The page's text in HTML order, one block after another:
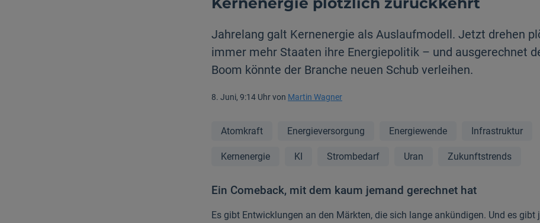
Jahrelang galt Kernenergie als Auslaufmodell. Jetzt drehen
immer mehr Staaten ihre Energiepolitik – und ausgerechnet
Boom könnte der Branche neuen Schub verleihen.
8. Juni, 9:14 Uhr von Martin Wagner
Atomkraft Energieversorgung Energiewende Infrastruktur
Kernenergie KI Strombedarf Uran Zukunftstrends
Ein Comeback, mit dem kaum jemand gerechnet hat
Es gibt Entwicklungen an den Märkten, die sich lange ankündigen. Und es gibt